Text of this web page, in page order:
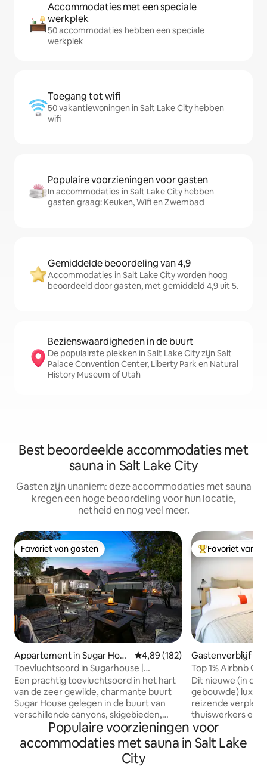
Accommodaties met een speciale
werkplek
50 accommodaties hebben een speciale
werkplek
Toegang tot wifi
50 vakantiewoningen in Salt Lake City hebben
wifi
Populaire voorzieningen voor gasten
In accommodaties in Salt Lake City hebben
gasten graag: Keuken, Wifi en Zwembad
Gemiddelde beoordeling van 4,9
Accommodaties in Salt Lake City worden hoog
beoordeeld door gasten, met gemiddeld 4,9 uit 5.
Bezienswaardigheden in de buurt
De populairste plekken in Salt Lake City zijn Salt
Palace Convention Center, Liberty Park en Natural
History Museum of Utah
Best beoordeelde accommodaties met
sauna in Salt Lake City
Gasten zijn unaniem: deze accommodaties met sauna
kregen een hoge beoordeling voor hun locatie,
netheid en nog veel meer.
Favoriet van gasten
Favoriet van gasten
Appartement in Sugar Hous
e
Gemiddelde beoordeling van
4,89 (182)
Toevluchtsoord in Sugarhouse |
Bubbelbad en oase in de achtertuin
Een prachtig toevluchtsoord in het hart
van de zeer gewilde, charmante buurt
Sugar House gelegen in de buurt van
verschillende canyons, skigebieden,
parken en op slechts enkele minuten
van het centrum van Salt Lake. Onze
onlangs gerenoveerde ruimte, in een
charmante bungalow uit de jaren 1920,
Topfavoriet van
Favoriet van
Gastenverblijf in
Top 1% Airbnb
Dit nieuwe (in de
gebouwde) luxe
reizende
thuiswerkers en
toevluchtsoord,
steenworp
Populaire voorzieningen voor
accommodaties met sauna in Salt Lake
City